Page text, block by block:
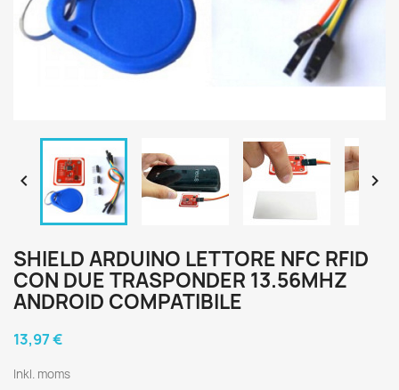
 
SHIELD ARDUINO LETTORE NFC RFID
CON DUE TRASPONDER 13.56MHZ
ANDROID COMPATIBILE
13,97 €
Inkl. moms